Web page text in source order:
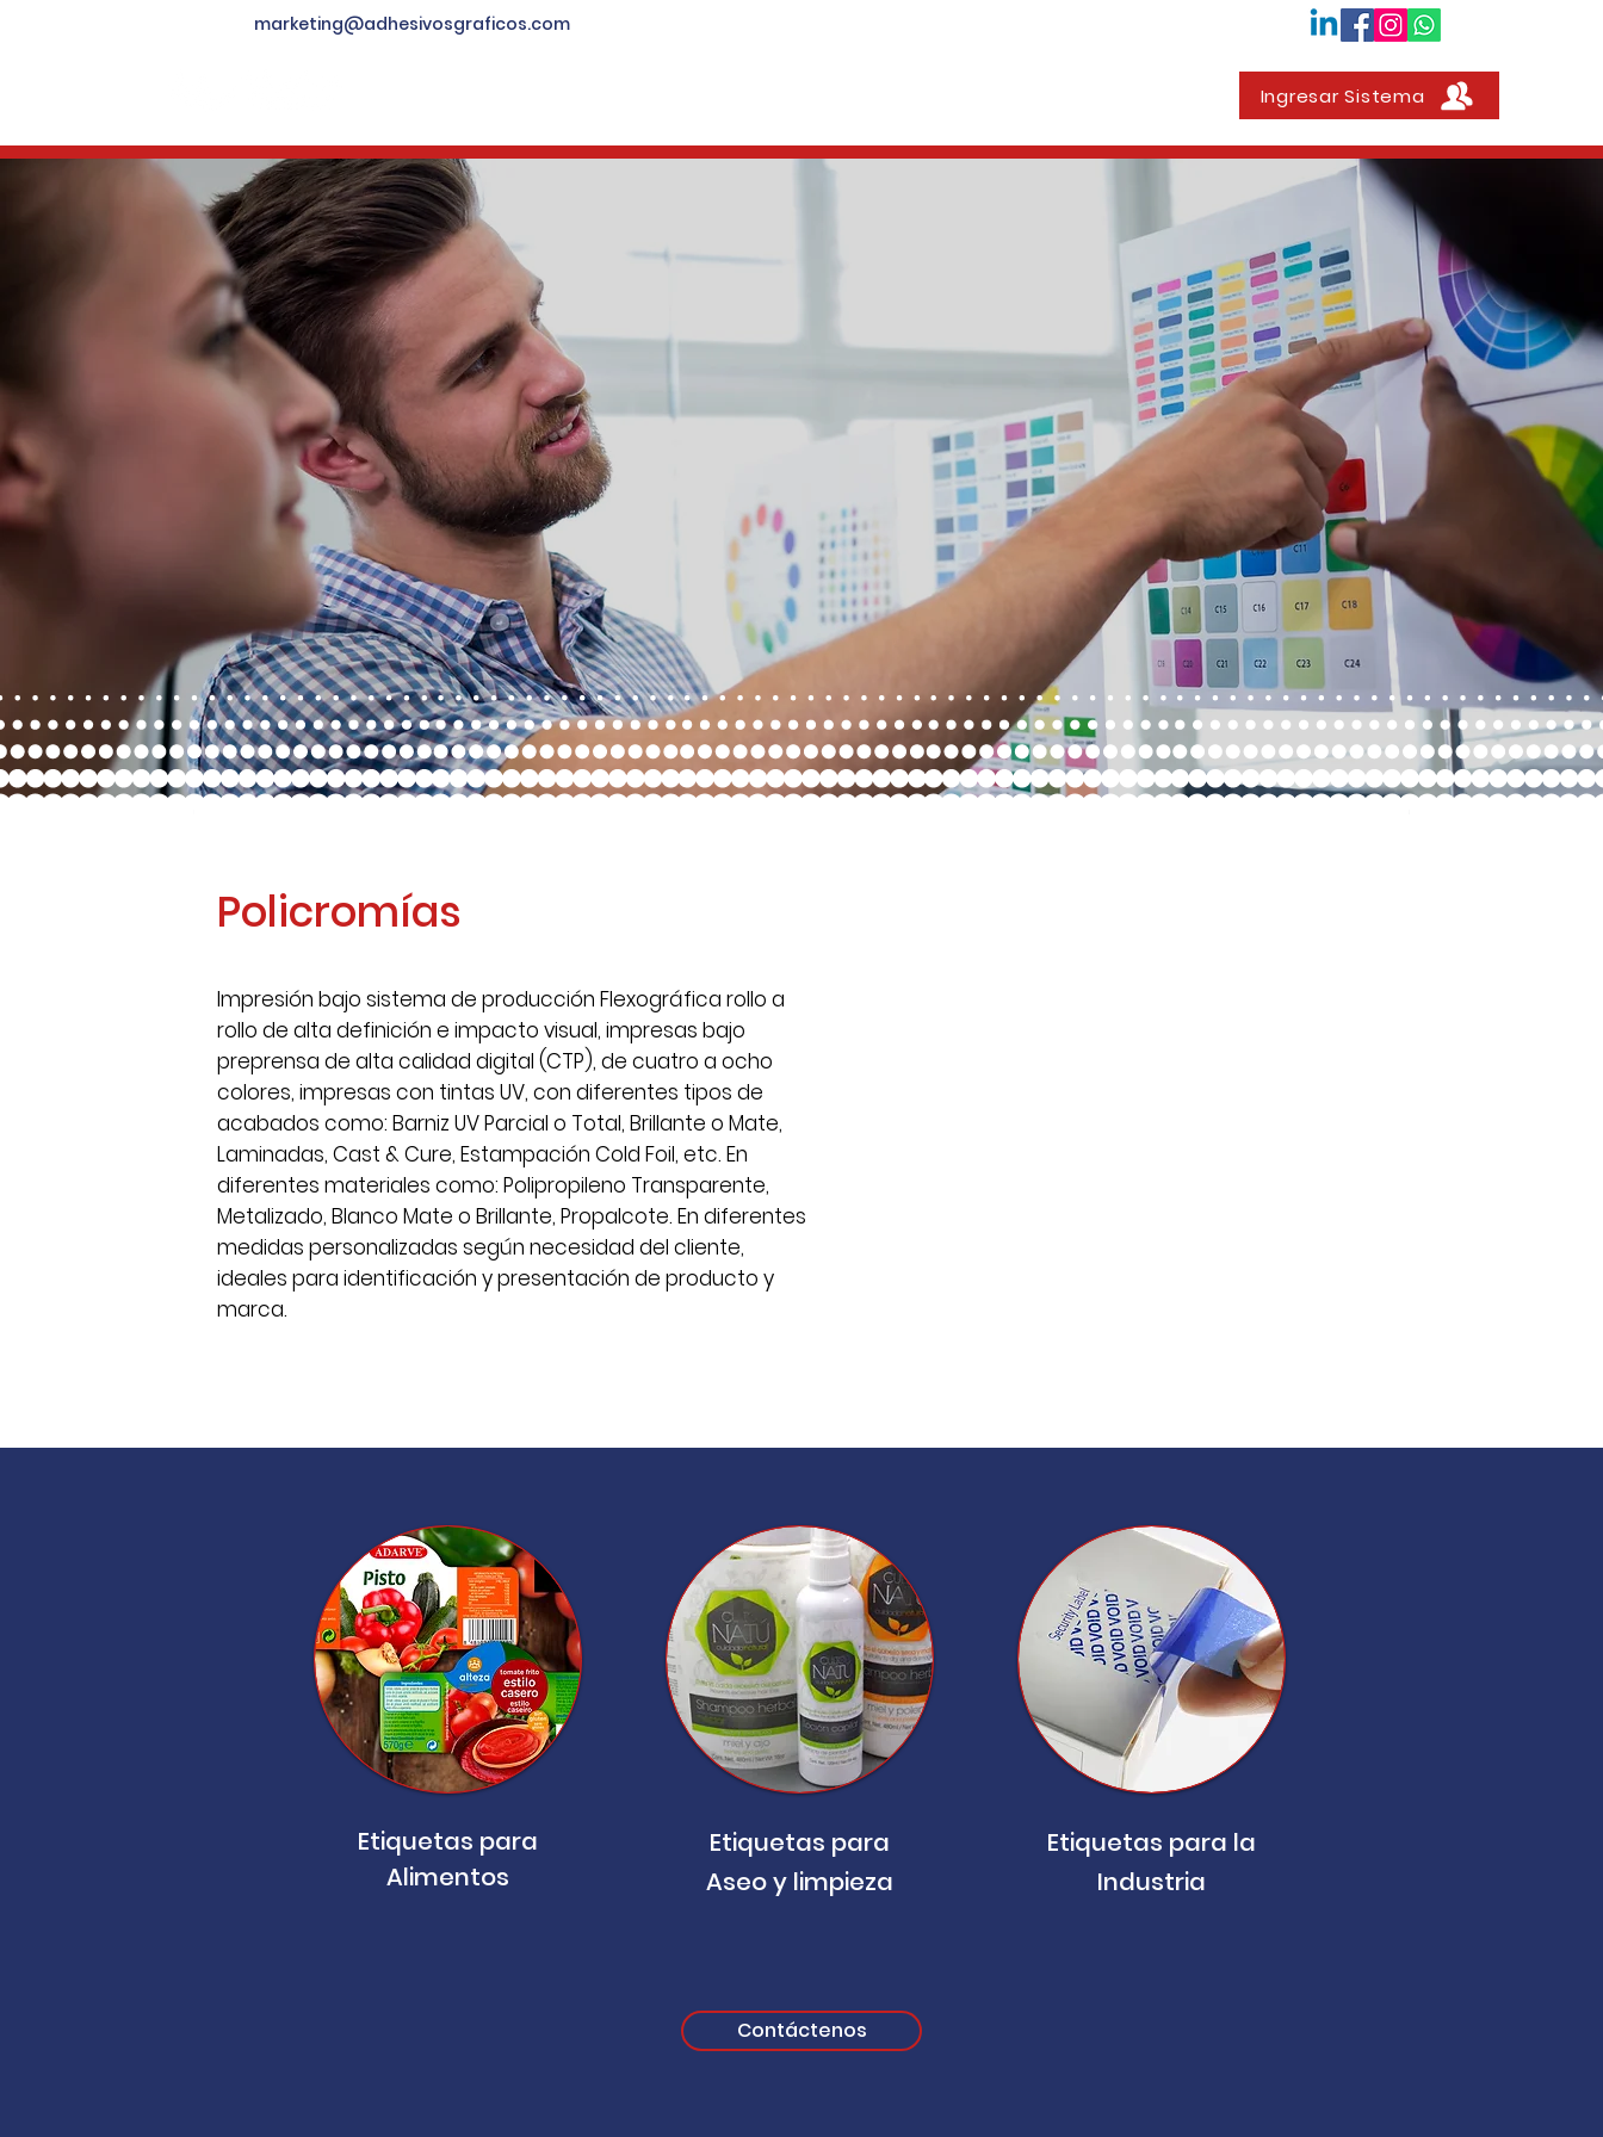
marketing@adhesivosgraficos.com
Ingresar Sistema
Policromías
Impresión bajo sistema de producción Flexográfica rollo a
rollo de alta definición e impacto visual, impresas bajo
preprensa de alta calidad digital (CTP), de cuatro a ocho
colores, impresas con tintas UV, con diferentes tipos de
acabados como: Barniz UV Parcial o Total, Brillante o Mate,
Laminadas, Cast & Cure, Estampación Cold Foil, etc. En
diferentes materiales como: Polipropileno Transparente,
Metalizado, Blanco Mate o Brillante, Propalcote. En diferentes
medidas personalizadas según necesidad del cliente,
ideales para identificación y presentación de producto y
marca.
Etiquetas para
Alimentos
Etiquetas para
Aseo y limpieza
Etiquetas para la
Industria
Contáctenos